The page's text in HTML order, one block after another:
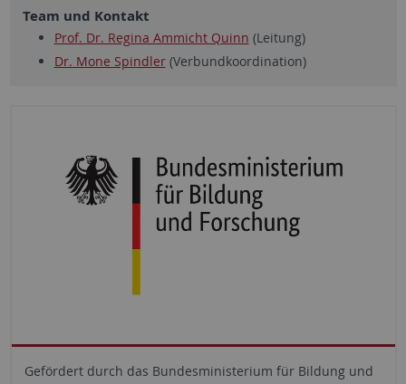
Team und Kontakt
Prof. Dr. Regina Ammicht Quinn (Leitung)
Dr. Mone Spindler(Verbundkoordination)
Gefördert durch das Bundesministerium für Bildung und